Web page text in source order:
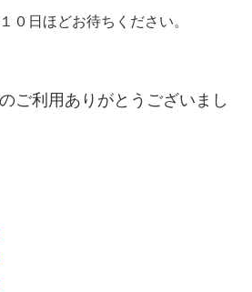
０日ほどお待ちください。
ご利用ありがとうございまし